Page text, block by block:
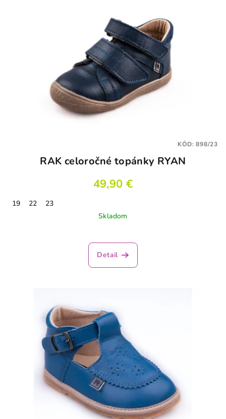
RAK celoročné topánky RYAN
49,90 €
19 22
23
Skladom
Detail
KÓD:898/23